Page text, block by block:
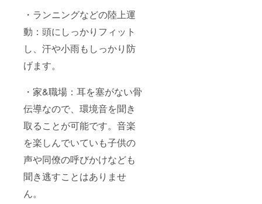
・ランニングなどの陸上運
動：頭にしっかりフィット
し、汗や小雨もしっかり防
げます。
・家&職場：耳を塞がない骨
伝導なので、環境音を聞き
取ることが可能です。音楽
を楽しんでいていも子供の
声や同僚の呼びかけなども
聞き逃すことはありませ
ん。